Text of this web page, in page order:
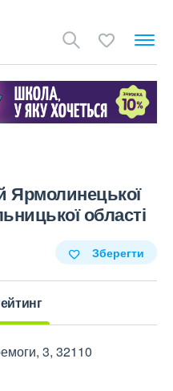
Ярмолинецької
області
Зберегти
3, 32110